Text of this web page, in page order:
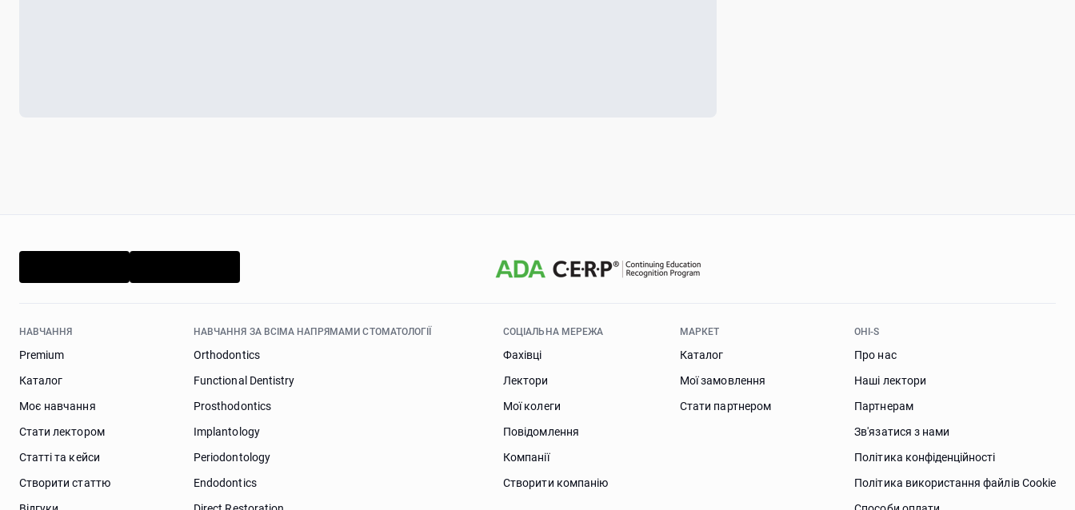
НАВЧАННЯ
Premium
Каталог
Моє навчання
Стати лектором
Статті та кейси
Створити статтю
НАВЧАННЯ ЗА ВСІМА НАПРЯМАМИ СТОМАТОЛОГІЇ
Orthodontics
Functional Dentistry
Prosthodontics
Implantology
Periodontology
Endodontics
СОЦІАЛЬНА МЕРЕЖА
Фахівці
Лектори
Мої колеги
Повідомлення
Компанії
Створити компанію
МАРКЕТ
Каталог
Мої замовлення
Стати партнером
OHI-S
Про нас
Наші лектори
Партнерам
Зв'язатися з нами
Політика конфіденційності
Політика використання файлів Сookie